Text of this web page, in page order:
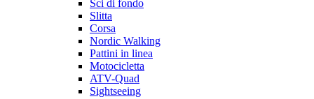
Sci di fondo
Slitta
Corsa
Nordic Walking
Pattini in linea
Motocicletta
ATV-Quad
Sightseeing